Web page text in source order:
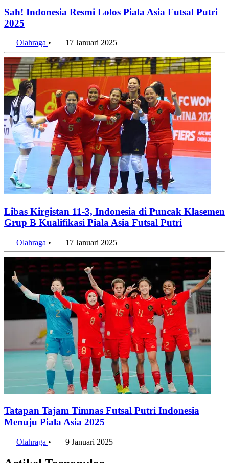
Sah! Indonesia Resmi Lolos Piala Asia Futsal Putri
2025
Olahraga • 17 Januari 2025
Libas Kirgistan 11-3, Indonesia di Puncak Klasemen
Grup B Kualifikasi Piala Asia Futsal Putri
Olahraga • 17 Januari 2025
Tatapan Tajam Timnas Futsal Putri Indonesia
Menuju Piala Asia 2025
Olahraga • 9 Januari 2025